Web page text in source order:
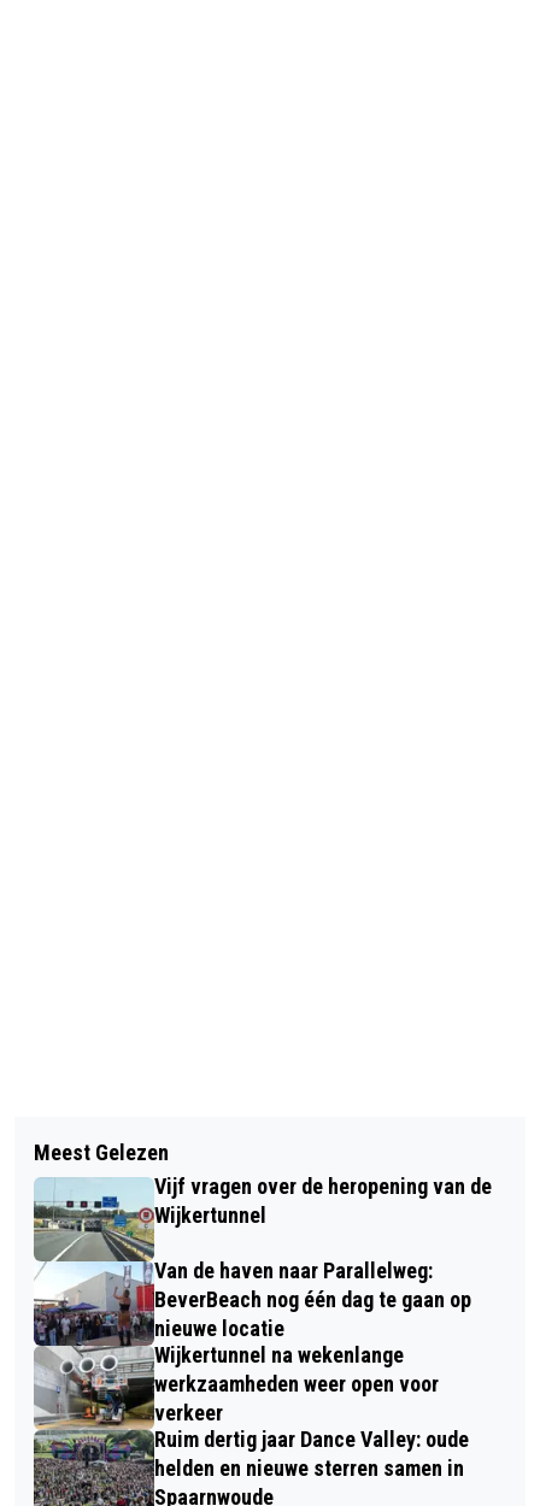
HERDENKINGSPLECHTIGHEDEN
BEVERWIJK OP ZATERDAG 4 MEI
BEVERWIJK HERDENKT
SLACHTOFFERS RAZZIA 1944 EN
STRIJD IN NEDERLANDS-INDIË
Meest Gelezen
Vijf vragen over de heropening van de
Wijkertunnel
Van de haven naar Parallelweg:
BeverBeach nog één dag te gaan op
nieuwe locatie
Wijkertunnel na wekenlange
werkzaamheden weer open voor
verkeer
Ruim dertig jaar Dance Valley: oude
helden en nieuwe sterren samen in
Spaarnwoude